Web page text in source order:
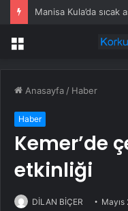
Manisa Kula’da sıcak
Menü
Anasayfa / Haber
Haber
Kemer’de
etkinliği
DİLAN BİÇER Mayıs